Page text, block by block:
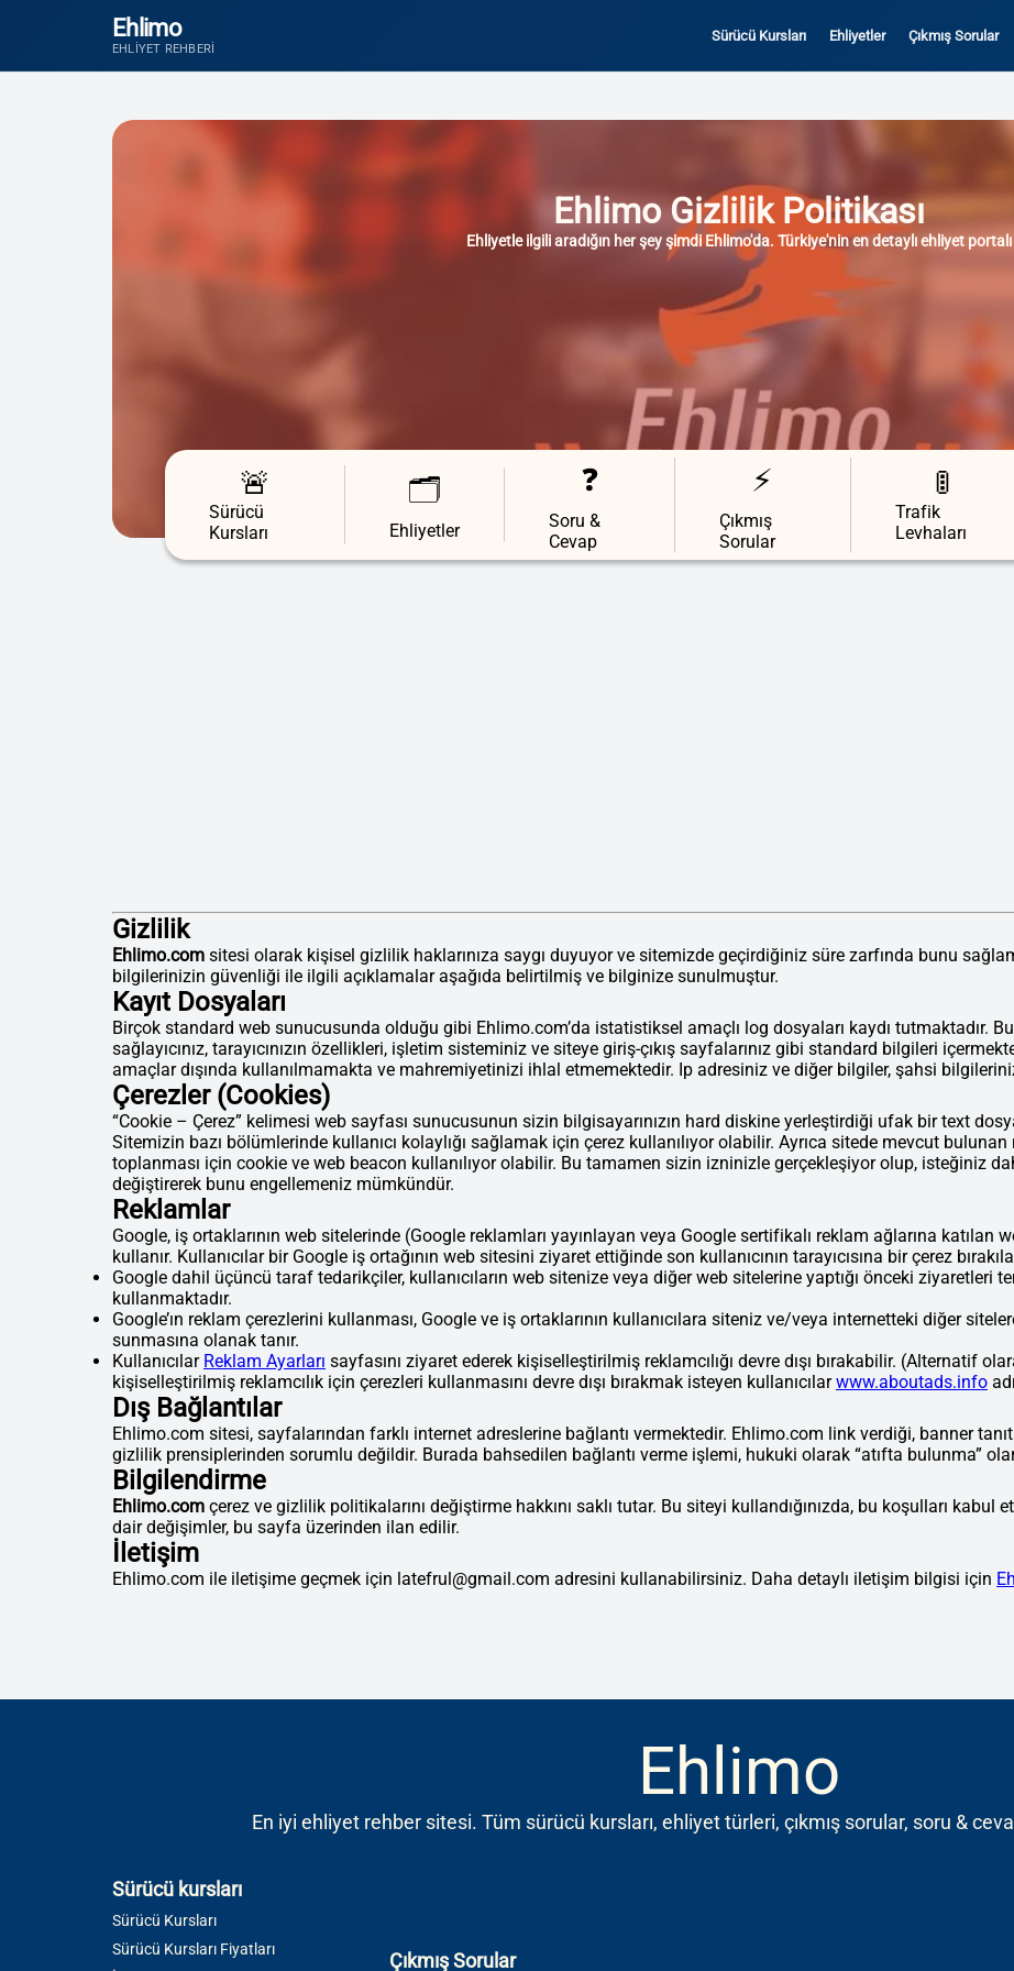
Ehlimo
EHLIYET REHBERI
Sürücü Kursları Ehliyetler Çıkmış Sorular
Ehlimo Gizlilik Politikası
Ehliyetle ilgili aradığın her şey şimdiEhlimo'da. Türkiye'nin en detaylı ehliyet portalı
🚨
Sürücü
Kursları
🗂️
Ehliyetler
❓
Soru &
Cevap
⚡
Çıkmış
Sorular
🚦
Trafik
Levhaları
Gizlilik
Ehlimo.com sitesi olarak kişisel gizlilik haklarınıza saygı duyuyor ve sitemizde geçirdiğiniz süre zarfında bunu
bilgilerinizin güvenliği ile ilgili açıklamalar aşağıda belirtilmiş ve bilginize sunulmuştur.
Kayıt Dosyaları
Birçok standard web sunucusunda olduğu gibi Ehlimo.com’da istatistiksel amaçlı log dosyaları kaydı tutmaktadır.
sağlayıcınız, tarayıcınızın özellikleri, işletim sisteminiz ve siteye giriş-çıkış sayfalarınız gibi standard bilgileri
amaçlar dışında kullanılmamakta ve mahremiyetinizi ihlal etmemektedir. Ip adresiniz ve diğer bilgiler, şahsi
Çerezler (Cookies)
“Cookie – Çerez” kelimesi web sayfası sunucusunun sizin bilgisayarınızın hard diskine yerleştirdiği ufak bir text
Sitemizin bazı bölümlerinde kullanıcı kolaylığı sağlamak için çerez kullanılıyor olabilir. Ayrıca sitede mevcut
toplanması için cookie ve web beacon kullanılıyor olabilir. Bu tamamen sizin izninizle gerçekleşiyor olup, isteğiniz
değiştirerek bunu engellemeniz mümkündür.
Reklamlar
Google, iş ortaklarının web sitelerinde (Google reklamları yayınlayan veya Google sertifikalı reklam ağlarına
kullanır. Kullanıcılar bir Google iş ortağının web sitesini ziyaret ettiğinde son kullanıcının tarayıcısına bir çerez
Google dahil üçüncü taraf tedarikçiler, kullanıcıların web sitenize veya diğer web sitelerine yaptığı önceki ziyaretleri
kullanmaktadır.
Google’ın reklam çerezlerini kullanması, Google ve iş ortaklarının kullanıcılara siteniz ve/veya internetteki diğer
sunmasına olanak tanır.
Kullanıcılar Reklam Ayarları sayfasını ziyaret ederek kişiselleştirilmiş reklamcılığı devre dışı bırakabilir. (Alternatif
kişiselleştirilmiş reklamcılık için çerezleri kullanmasını devre dışı bırakmak isteyen kullanıcılarwww.aboutads.info
Dış Bağlantılar
Ehlimo.com sitesi, sayfalarından farklı internet adreslerine bağlantı vermektedir. Ehlimo.com link verdiği, banner
gizlilik prensiplerinden sorumlu değildir. Burada bahsedilen bağlantı verme işlemi, hukuki olarak “atıfta bulunma”
Bilgilendirme
Ehlimo.com çerez ve gizlilik politikalarını değiştirme hakkını saklı tutar. Bu siteyi kullandığınızda, bu koşulları kabul
dair değişimler, bu sayfa üzerinden ilan edilir.
İletişim
Ehlimo.com ile iletişime geçmek için latefrul@gmail.com adresini kullanabilirsiniz. Daha detaylı iletişim bilgisi için
Ehlimo
En iyi ehliyet rehber sitesi. Tüm sürücü kursları, ehliyet türleri, çıkmış sorular, soru &
Sürücü kursları
Sürücü Kursları
Sürücü Kursları Fiyatları
Çıkmış Sorular